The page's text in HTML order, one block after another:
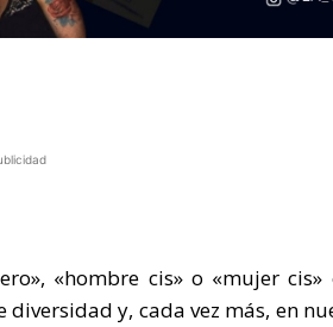
«hombre cis» o «mujer
y, cada vez más, en